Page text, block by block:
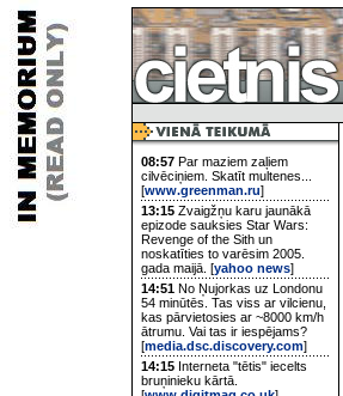
08:57 Par maziem zaļiem
cilvēciņiem. Skatīt multenes...
[www.greenman.ru]
13:15 Zvaigžņu karu jaunākā
epizode sauksies Star Wars:
Revenge of the Sith un
noskatīties to varēsim 2005.
gada maijā. [yahoo news]
14:51 No Ņujorkas uz Londonu
54 minūtēs. Tas viss ar vilcienu,
kas pārvietosies ar ~8000 km/h
ātrumu. Vai tas ir iespējams?
[media.dsc.discovery.com]
14:15 Interneta "tētis" iecelts
bruņinieku kārtā.